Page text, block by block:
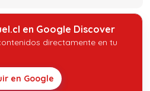
en Google Discover
directamente en tu
en Google